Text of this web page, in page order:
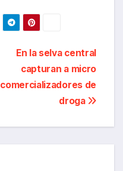
En la selva central
capturan a micro
comercializadores de
droga